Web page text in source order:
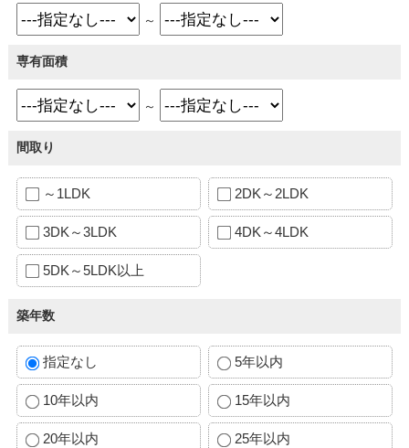
～
専有面積
～
間取り
～1LDK 2DK～2LDK
3DK～3LDK 4DK～4LDK
5DK～5LDK以上
築年数
指定なし 5年以内
10年以内 15年以内
20年以内 25年以内